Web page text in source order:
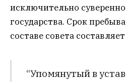
исключительно
государства. Срок
составе совета
“Упомянутый в